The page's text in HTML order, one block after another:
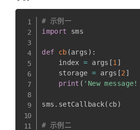
# 示例一
import
sms
def cb (args ) :
    index
= args [1]
    storage
= args [2]
print ( 'New
sms . setCallback( cb)
# 示例二